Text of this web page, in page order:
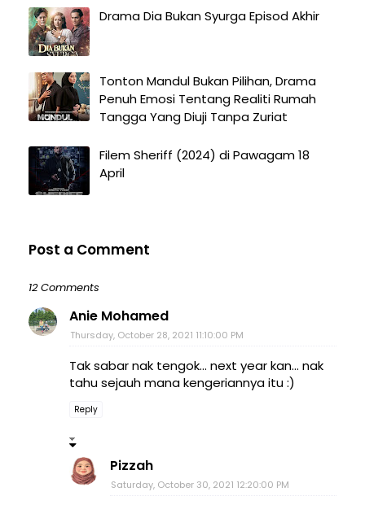
Drama Dia Bukan Syurga Episod Akhir
Tonton Mandul Bukan Pilihan, Drama
Penuh Emosi Tentang Realiti Rumah
Tangga Yang Diuji Tanpa Zuriat
Filem Sheriff (2024) di Pawagam 18
April
Post a Comment
12 Comments
Anie Mohamed
Thursday, October 28, 2021 11:10:00 PM
Tak sabar nak tengok... next year kan... nak
tahu sejauh mana kengeriannya itu :)
Reply
Pizzah
Saturday, October 30, 2021 12:20:00 PM